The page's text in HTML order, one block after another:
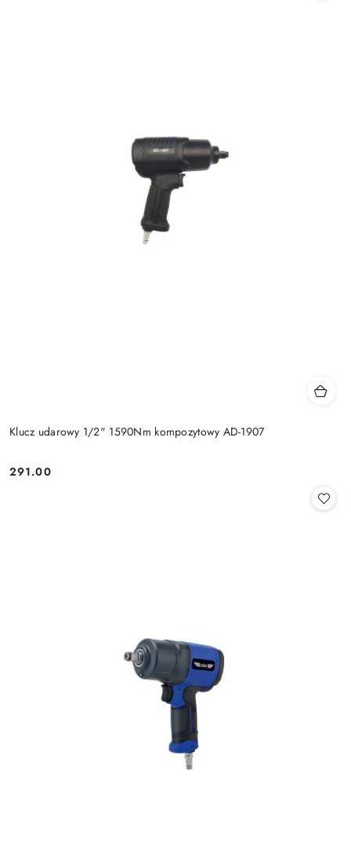
Klucz udarowy 1/2" 1590Nm kompozytowy AD-1907
Cena:
291.00